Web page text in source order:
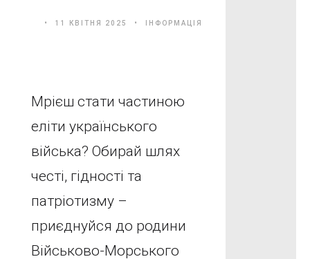
11 КВІТНЯ 2025 ІНФОРМАЦІЯ
Мрієш стати частиною
еліти українського
війська? Обирай шлях
честі, гідності та
патріотизму –
приєднуйся до родини
Військово-Морського